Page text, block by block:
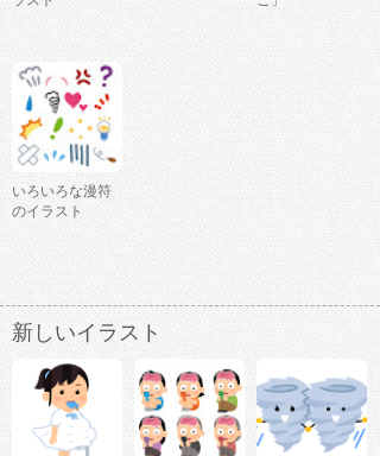
いろいろな漫符
のイラスト
新しいイラスト